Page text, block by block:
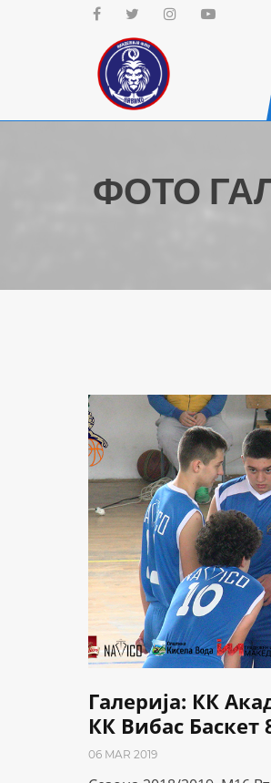
ФОТО
Галерија: КК
КК Вибас Баскет
06 MAR 2019